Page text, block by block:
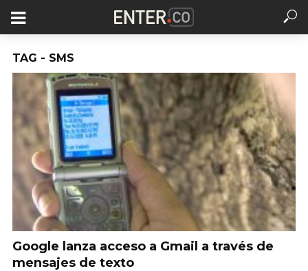
TAG - SMS
Google lanza acceso a Gmail a través de
mensajes de texto